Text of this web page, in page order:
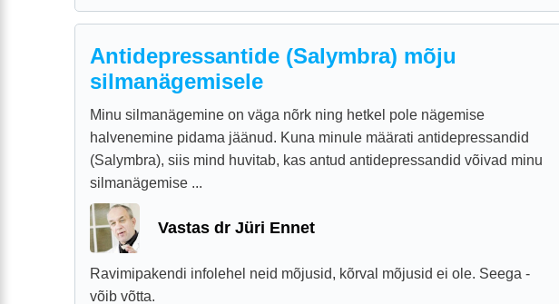
Antidepressantide (Salymbra) mõju
silmanägemisele
Minu silmanägemine on väga nõrk ning hetkel pole nägemise
halvenemine pidama jäänud. Kuna minule määrati antidepressandid
(Salymbra), siis mind huvitab, kas antud antidepressandid võivad minu
silmanägemise ...
Vastas dr Jüri Ennet
Ravimipakendi infolehel neid mõjusid, kõrval mõjusid ei ole. Seega -
võib võtta.